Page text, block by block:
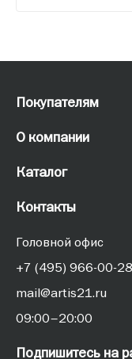
Покупателям
О компании
Каталог
Контакты
Головной офис
+7 (495) 966-00-28
mail@artis21.ru
09:00–20:00
Подпишитесь на